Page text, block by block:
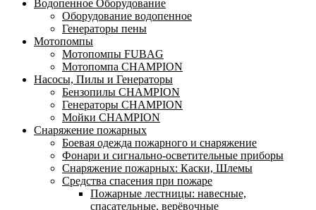
Водопенное Оборудование
Оборудование водопенное
Генераторы пены
Мотопомпы
Мотопомпы FUBAG
Мотопомпа CHAMPION
Насосы, Пилы и Генераторы
Бензопилы CHAMPION
Генераторы CHAMPION
Мойки CHAMPION
Снаряжение пожарных
Боевая одежда пожарного и снаряжение
Фонари и сигнально-осветительные приборы
Снаряжение пожарных: Каски, Шлемы
Средства спасения при пожаре
Пожарные лестницы: навесные,
спасательные, верёвочные